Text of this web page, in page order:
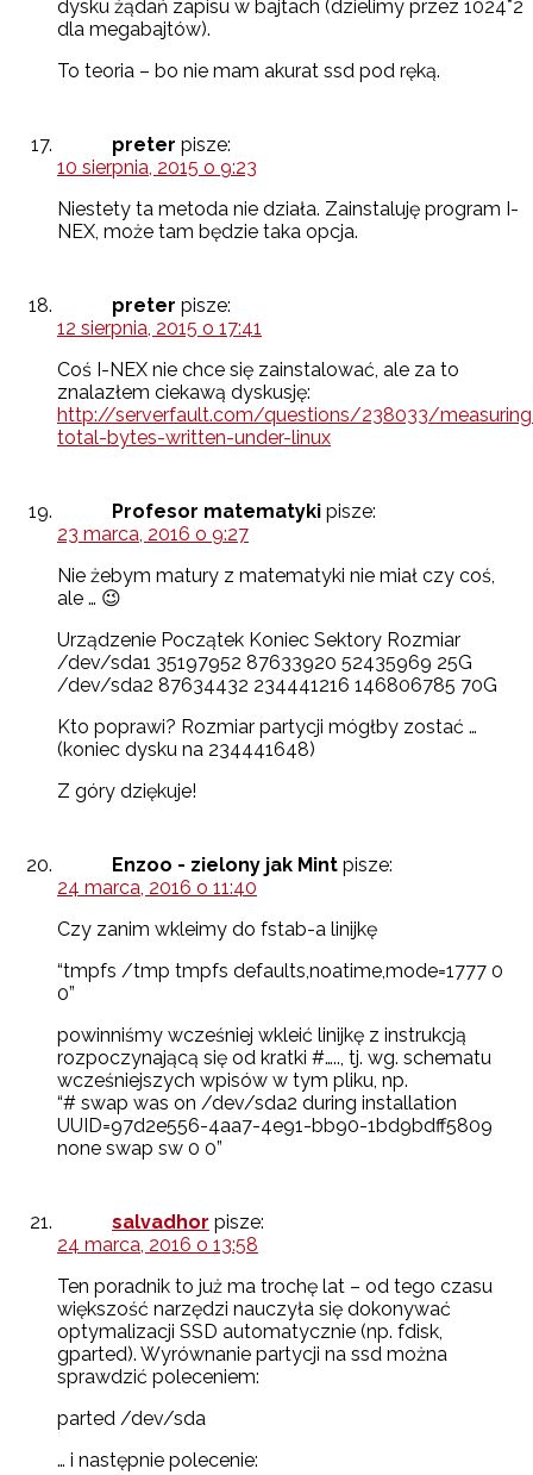
dysku żądań zapisu w bajtach (dzielimy przez 1024*2
dla megabajtów).
To teoria – bo nie mam akurat ssd pod ręką.
preter pisze:
10 sierpnia, 2015 o 9:23
Niestety ta metoda nie działa. Zainstaluję program I-
NEX, może tam będzie taka opcja.
preter pisze:
12 sierpnia, 2015 o 17:41
Coś I-NEX nie chce się zainstalować, ale za to
znalazłem ciekawą dyskusję:
http://serverfault.com/questions/238033/
total-bytes-written-under-linux
Profesor matematyki pisze:
23 marca, 2016 o 9:27
Nie żebym matury z matematyki nie miał czy coś,
ale … 😉
Urządzenie Początek Koniec Sektory Rozmiar
/dev/sda1 35197952 87633920 52435969 25G
/dev/sda2 87634432 234441216 146806785 70G
Kto poprawi? Rozmiar partycji mógłby zostać …
(koniec dysku na 234441648)
Z góry dziękuje!
Enzoo - zielony jak Mint pisze:
24 marca, 2016 o 11:40
Czy zanim wkleimy do fstab-a linijkę
“tmpfs /tmp tmpfs defaults,noatime,mode=1777 0
0”
powinniśmy wcześniej wkleić linijkę z instrukcją
rozpoczynającą się od kratki #….., tj. wg. schematu
wcześniejszych wpisów w tym pliku, np.
“# swap was on /dev/sda2 during installation
UUID=97d2e556-4aa7-4e91-bb90-1bd9bdff5809
none swap sw 0 0”
salvadhor pisze:
24 marca, 2016 o 13:58
Ten poradnik to już ma trochę lat – od tego czasu
większość narzędzi nauczyła się dokonywać
optymalizacji SSD automatycznie (np. fdisk,
gparted). Wyrównanie partycji na ssd można
sprawdzić poleceniem:
parted /dev/sda
… i następnie polecenie: